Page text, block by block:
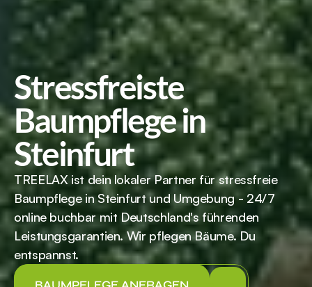
Stressfreiste
Baumpflege in
Steinfurt
TREELAX ist dein lokaler Partner für stressfreie
Baumpflege in Steinfurt und Umgebung - 24/7
online buchbar mit Deutschland's führenden
Leistungsgarantien. Wir pflegen Bäume. Du
entspannst.
BAUMPFLEGE ANFRAGEN